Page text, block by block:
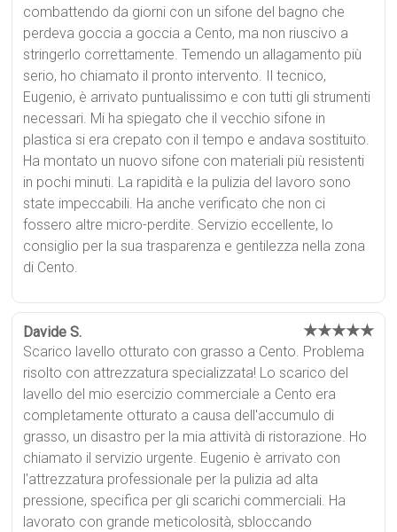
combattendo da giorni con un sifone del bagno che
perdeva goccia a goccia a Cento, ma non riuscivo a
stringerlo correttamente. Temendo un allagamento più
serio, ho chiamato il pronto intervento. Il tecnico,
Eugenio, è arrivato puntualissimo e con tutti gli strumenti
necessari. Mi ha spiegato che il vecchio sifone in
plastica si era crepato con il tempo e andava sostituito.
Ha montato un nuovo sifone con materiali più resistenti
in pochi minuti. La rapidità e la pulizia del lavoro sono
state impeccabili. Ha anche verificato che non ci
fossero altre micro-perdite. Servizio eccellente, lo
consiglio per la sua trasparenza e gentilezza nella zona
di Cento.
Davide S. ★★★★★
Scarico lavello otturato con grasso a Cento. Problema
risolto con attrezzatura specializzata! Lo scarico del
lavello del mio esercizio commerciale a Cento era
completamente otturato a causa dell'accumulo di
grasso, un disastro per la mia attività di ristorazione. Ho
chiamato il servizio urgente. Eugenio è arrivato con
l'attrezzatura professionale per la pulizia ad alta
pressione, specifica per gli scarichi commerciali. Ha
lavorato con grande meticolosità, sbloccando